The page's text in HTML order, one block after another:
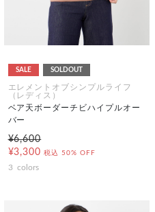
SALE SOLDOUT
エレメントオブシンプルライフ
（レディス）
ベア天ボーダーチビハイプルオー
バー
¥6,600
¥3,300 税込 50% OFF
3 colors